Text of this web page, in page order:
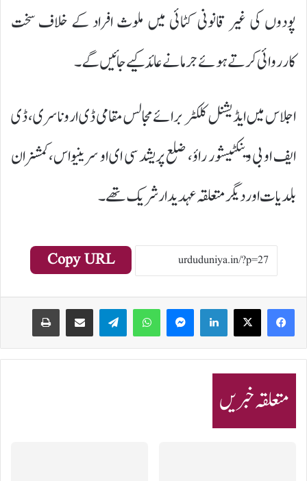
پودوں کی غیر قانونی کٹائی میں ملوث افراد کے خلاف سخت
کارروائی کرتے ہوئے جرمانے عائد کیے جائیں گے۔
اجلاس میں ایڈیشنل کلکٹر برائے مجالس مقامی ڈی ارونا سری، ڈی
ایف او بی وینکٹیشور راؤ، ضلع پریشد سی ای او سرینیواس، کمشنران
بلدیات اور دیگر متعلقہ عہدیدار شریک تھے۔
Copy URL
LinkedIn
WhatsApp
Telegram
متعلقہ خبریں